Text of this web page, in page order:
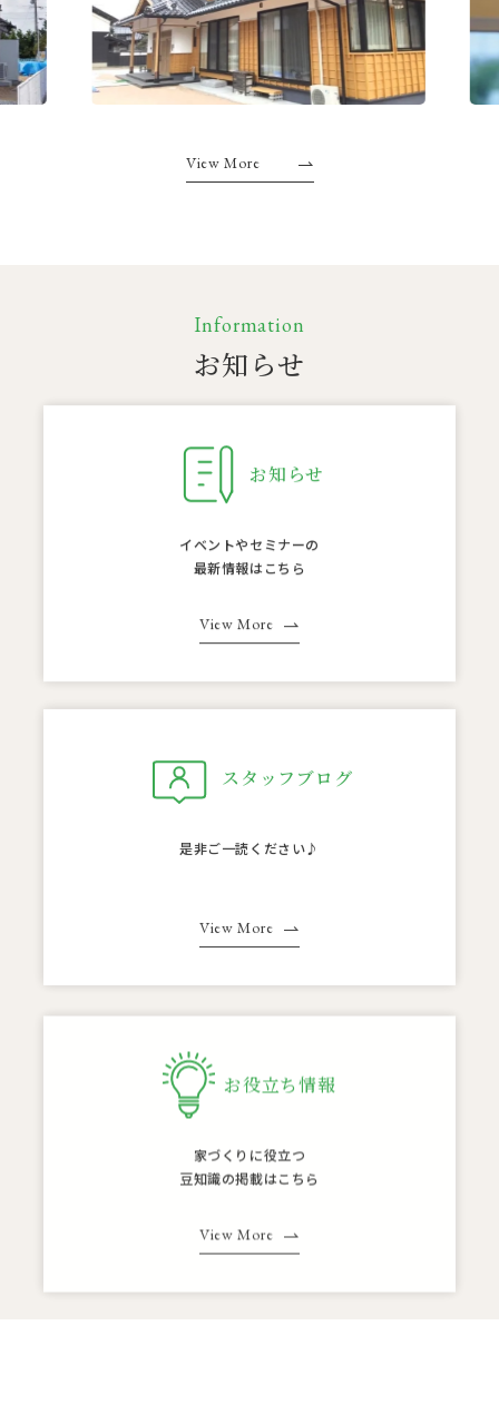
View More
Information
お知らせ
お知らせ
イベントやセミナーの
最新情報はこちら
View More
スタッフブログ
是非ご一読ください♪
豆知識の掲載はこちら